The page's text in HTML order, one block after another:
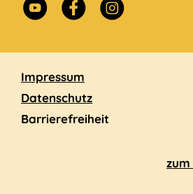
Navigation
überspringen
Impressum
Datenschutz
Barrierefreiheit